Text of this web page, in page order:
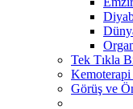
Tek Tıkla
Görüş ve